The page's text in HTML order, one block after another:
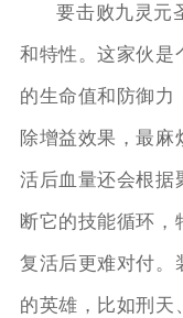
要击败九灵元
和特性。这家伙是
的生命值和防御力
除增益效果，最麻
活后血量还会根据
断它的技能循环，
复活后更难对付。
的英雄，比如刑天